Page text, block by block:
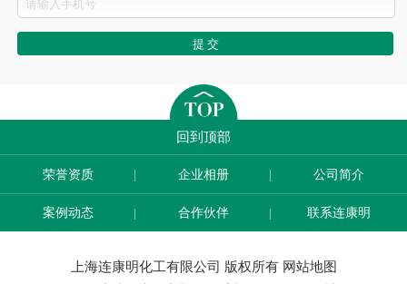
回到顶部
荣誉资质 企业相册 公司简介
案例动态 合作伙伴 联系连康明
上海连康明化工有限公司 版权所有 网站地图